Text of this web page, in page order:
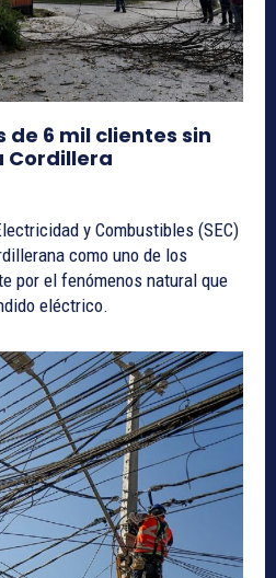
6 mil clientes sin
Cordillera
y Combustibles (SEC)
como uno de los
por el fenómenos natural que
eléctrico.